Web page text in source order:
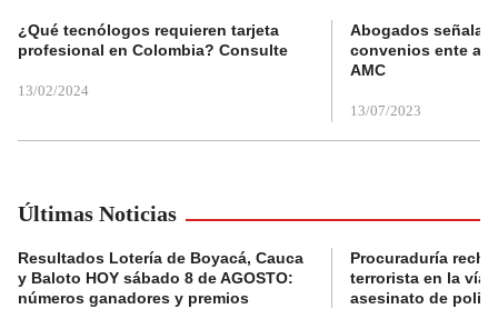
¿Qué tecnólogos requieren tarjeta
profesional en Colombia? Consulte
13/02/2024
Abogados
convenios ente
AMC
13/07/2023
Últimas Noticias
Resultados Lotería de Boyacá, Cauca
y Baloto HOY sábado 8 de AGOSTO:
números ganadores y premios
Procuraduría
terrorista en la vía
asesinato de